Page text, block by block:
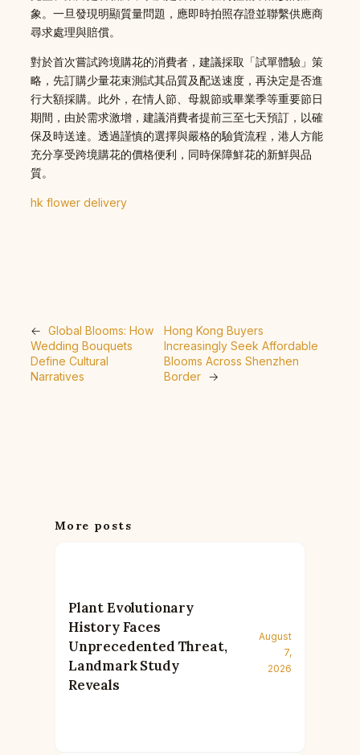
象。一旦發現明顯質量問題，應即時拍照存證並聯繫供應商
尋求處理與賠償。
對於首次嘗試跨境購花的消費者，建議採取「試單體驗」策
略，先訂購少量花束測試其品質及配送速度，再決定是否進
行大額採購。此外，在情人節、母親節或畢業季等重要節日
期間，由於需求激增，建議消費者提前三至七天預訂，以確
保及時送達。透過謹慎的選擇與嚴格的驗貨流程，港人方能
充分享受跨境購花的價格便利，同時保障鮮花的新鮮與品
質。
hk flower delivery
← Global Blooms: How
Wedding Bouquets
Define Cultural
Narratives
Hong Kong Buyers
Increasingly Seek Affordable
Blooms Across Shenzhen
Border →
More posts
Plant Evolutionary
History Faces
Unprecedented Threat,
Landmark Study
Reveals
August
7,
2026